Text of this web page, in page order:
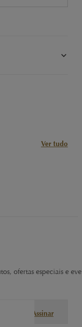
Ver tudo
ofertas especiais e
Assinar